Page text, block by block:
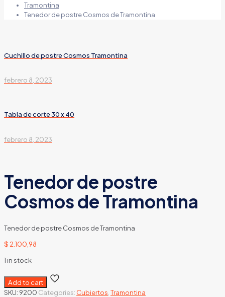
Tramontina
Tenedor de postre Cosmos de Tramontina
Cuchillo de postre Cosmos Tramontina
febrero 8, 2023
Tabla de corte 30 x 40
febrero 8, 2023
Tenedor de postre
Cosmos de Tramontina
Tenedor de postre Cosmos de Tramontina
$ 2.100,98
1 in stock
Add to cart
SKU: 9200 Categories: Cubiertos Tramontina